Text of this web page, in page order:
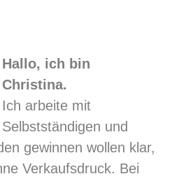
Hallo, ich bin
Christina.
Ich arbeite mit
Selbstständigen und
gewinnen wollen klar,
Verkaufsdruck. Bei